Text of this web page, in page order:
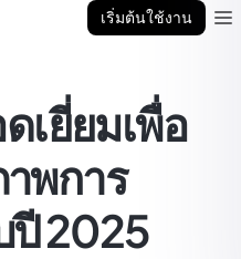
เริ่มต้นใช้งาน
เยี่ยมเพื่อ
พการ
ปี 2025